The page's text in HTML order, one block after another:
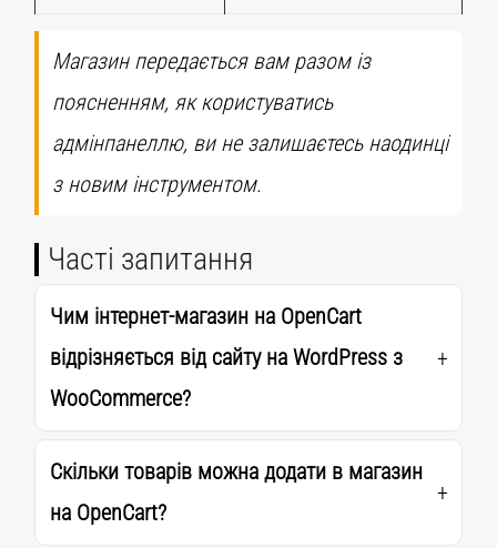
Магазин передається вам разом із
поясненням, як користуватись
адмінпанеллю, ви не залишаєтесь наодинці
з новим інструментом.
Часті запитання
Чим інтернет-магазин на OpenCart
відрізняється від сайту на WordPress з
WooCommerce?
Скільки товарів можна додати в магазин
на OpenCart?